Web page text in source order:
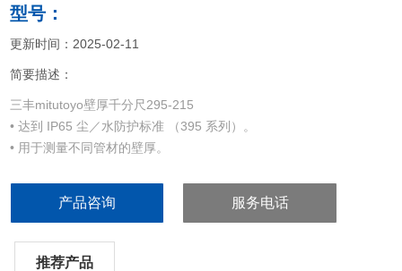
型号：
更新时间：2025-02-11
简要描述：
三丰mitutoyo壁厚千分尺295-215
• 达到 IP65 尘／水防护标准 （395 系列）。
• 用于测量不同管材的壁厚。
• 圆柱型测砧 （垂直）。
• 带有SPC 数据输出（395 系列）。
产品咨询 服务电话
推荐产品